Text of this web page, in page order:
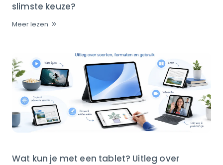
slimste keuze?
Meer lezen
Wat kun je met een tablet? Uitleg over